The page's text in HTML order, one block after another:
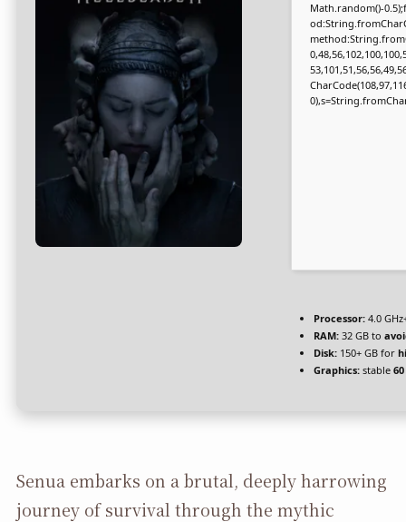
Math.random()-
Processor:4.0
RAM:32 GB to
Disk:150+ GB for
Graphics:stable 60
Senua embarks on a brutal, deeply harrowing
journey of survival through the mythic